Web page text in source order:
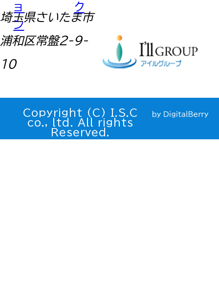
ョ
ン
ク
埼玉県さいたま市
浦和区常盤2-9-
10
Copyright (C) I.S.C
co., ltd. All rights
Reserved.